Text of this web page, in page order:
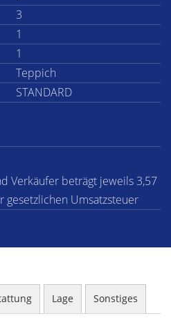
3
1
1
Teppich
STANDARD
Verkäufer beträgt jeweils 3,57
gesetzlichen Umsatzsteuer
Lage Sonstiges